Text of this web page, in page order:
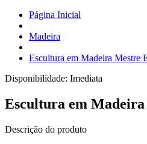
Página Inicial
Madeira
Escultura em Madeira Mestre
Disponibilidade: Imediata
Escultura em Madeira
Descrição do produto